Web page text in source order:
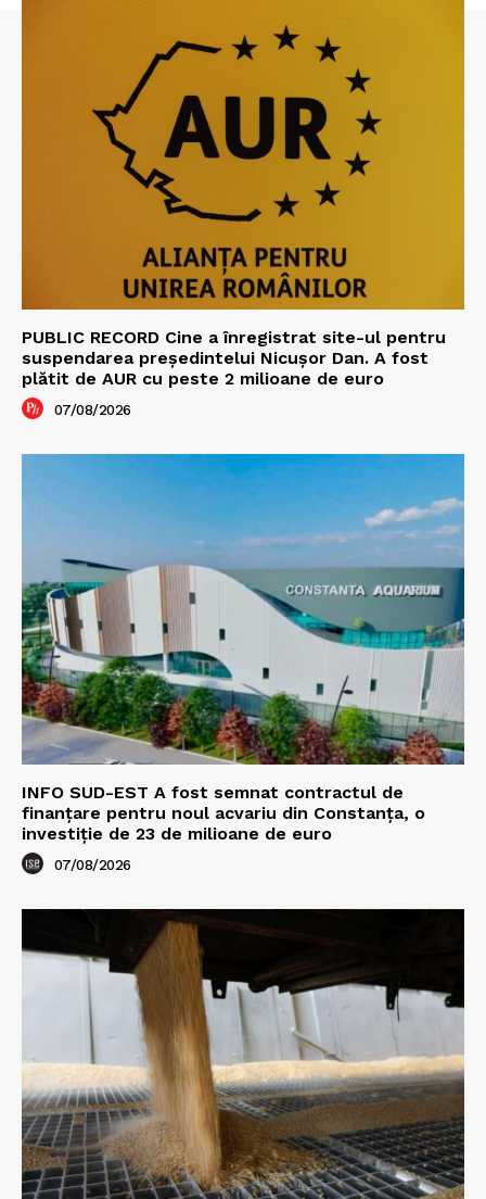
PUBLIC RECORD Cine a înregistrat site-ul pentru
suspendarea președintelui Nicușor Dan. A fost
plătit de AUR cu peste 2 milioane de euro
07/08/2026
INFO SUD-EST A fost semnat contractul de
finanțare pentru noul acvariu din Constanța, o
investiție de 23 de milioane de euro
07/08/2026